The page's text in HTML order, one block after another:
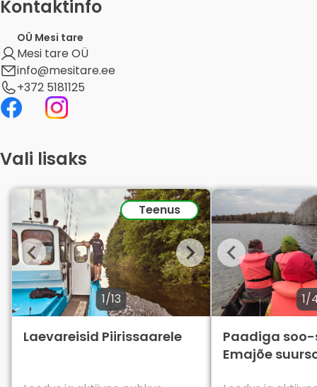
Kontaktinfo
OÜ Mesi tare
Mesi tare OÜ
info@mesitare.ee
+372 5181125
Vali lisaks
1/13
Teenus
Laevareisid Piirissaarele
1/
Paadiga
Emajõe